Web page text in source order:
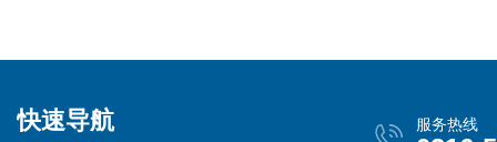
快速导航 服务热线